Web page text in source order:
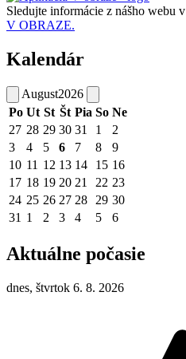
Sledujte informácie z nášho webu v
V OBRAZE.
Kalendár
August2026
Po Ut St Št Pia So Ne
27 28 29 30 31 1
2
3
4 5 6 7 8
9
10 11 12 13 14 15 16
17 18 19 20 21 22 23
24 25 26 27 28 29 30
31 1 2 3 4 5 6
Aktuálne počasie
dnes, štvrtok 6. 8. 2026